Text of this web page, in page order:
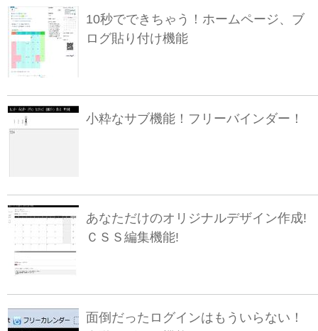
10秒でできちゃう！ホームページ、ブ
ログ貼り付け機能
小粋なサブ機能！フリーバインダー！
あなただけのオリジナルデザイン作成!
ＣＳＳ編集機能!
面倒だったログインはもういらない！